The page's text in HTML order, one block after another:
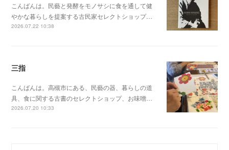
こんばんは。民藝と発酵をモノサシに食を通して健
やかな暮らしを提案する古民家セレクトショップ…
2026.07.22 10:38
三指
こんばんは。高槻市にある、民藝の器、暮らしの道
具、食に関する古書のセレクトショップ、お味噌…
2026.07.20 10:33